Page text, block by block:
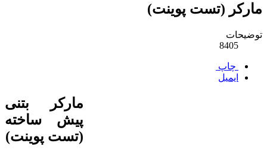
مارکر (تست پوینت)
توضیحات
8405
چاپ
ایمیل
مارکر بتنی
پیش ساخته
(تست پوینت)